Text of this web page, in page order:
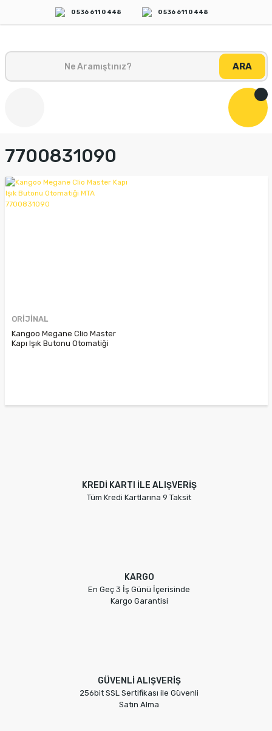
0 536 611 0 448 0 536 611 0 448
ARA
7700831090
ORİJİNAL
Kangoo Megane Clio Master
Kapı Işık Butonu Otomatiği
KREDİ KARTI İLE ALIŞVERİŞ
Tüm Kredi Kartlarına 9 Taksit
KARGO
En Geç 3 İş Günü İçerisinde
Kargo Garantisi
GÜVENLİ ALIŞVERİŞ
256bit SSL Sertifikası ile Güvenli
Satın Alma